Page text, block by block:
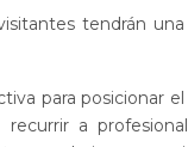
tendrán
para posicionar
recurrir a